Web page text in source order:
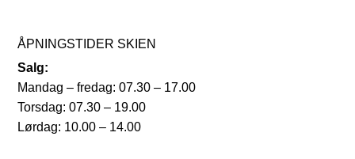
ÅPNINGSTIDER SKIEN
Salg:
Mandag – fredag: 07.30 – 17.00
Torsdag: 07.30 – 19.00
Lørdag: 10.00 – 14.00